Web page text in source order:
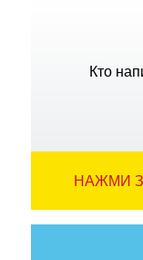
Кто
НАЖМИ